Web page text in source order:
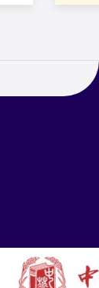
梁启
凡为